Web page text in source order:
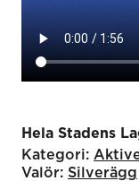
Hela Stadens
Kategori:
Valör: Silverägg